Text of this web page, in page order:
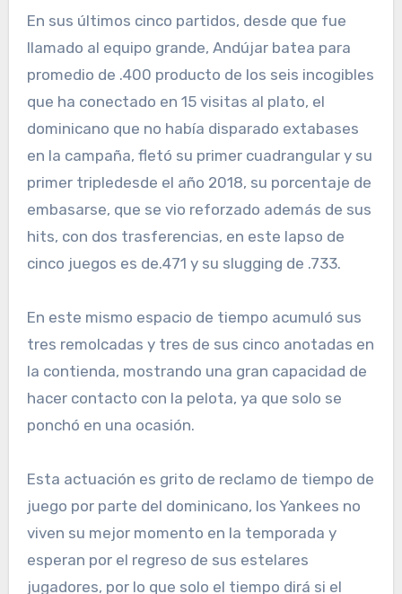
En sus últimos cinco partidos, desde que fue
llamado al equipo grande, Andújar batea para
promedio de .400 producto de los seis incogibles
que ha conectado en 15 visitas al plato, el
dominicano que no había disparado extabases
en la campaña, fletó su primer cuadrangular y su
primer tripledesde el año 2018, su porcentaje de
embasarse, que se vio reforzado además de sus
hits, con dos trasferencias, en este lapso de
cinco juegos es de.471 y su slugging de .733.
En este mismo espacio de tiempo acumuló sus
tres remolcadas y tres de sus cinco anotadas en
la contienda, mostrando una gran capacidad de
hacer contacto con la pelota, ya que solo se
ponchó en una ocasión.
Esta actuación es grito de reclamo de tiempo de
juego por parte del dominicano, los Yankees no
viven su mejor momento en la temporada y
esperan por el regreso de sus estelares
jugadores, por lo que solo el tiempo dirá si el